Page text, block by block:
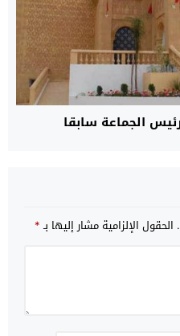
الجماعة سابقا
الحقول الإلزامية مشار إليها بـ*